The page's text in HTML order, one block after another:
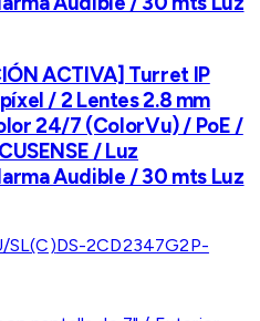
ACTIVA] Turret IP
/ 2 Lentes 2.8 mm
24/7 (ColorVu) / PoE /
/ Luz
Audible / 30 mts Luz
SL(C)DS-2CD2347G2P-